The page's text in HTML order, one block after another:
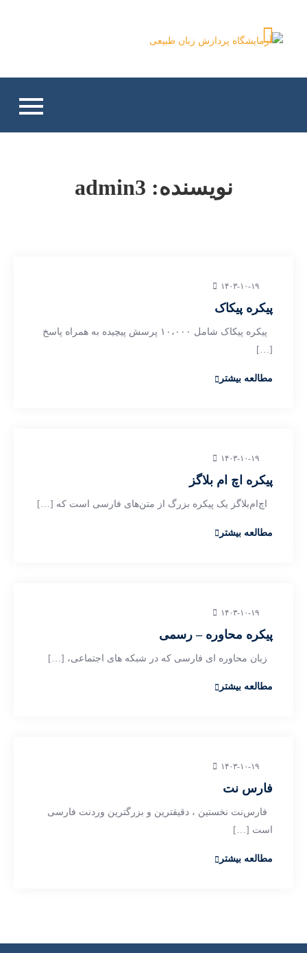
content
نویسنده: admin3
۱۴۰۳-۱۰-۱۹
پیکره پیکاک
پیکره پیکاک شامل ۱۰،۰۰۰ پرسش پیچیده به همراه پاسخ
[…]
مطالعه بیشتر
۱۴۰۳-۱۰-۱۹
پیکره اچ ام بلاگز
اچ‌ام‌بلاگز یک پیکره بزرگ از متن‌های فارسی است که […]
مطالعه بیشتر
۱۴۰۳-۱۰-۱۹
پیکره محاوره – رسمی
زبان محاوره ای فارسی که در شبکه های اجتماعی، […]
مطالعه بیشتر
۱۴۰۳-۱۰-۱۹
فارس نت
فارس‌نت نخستین ، دقیقترین و بزرگترین وردنت فارسی
است […]
مطالعه بیشتر